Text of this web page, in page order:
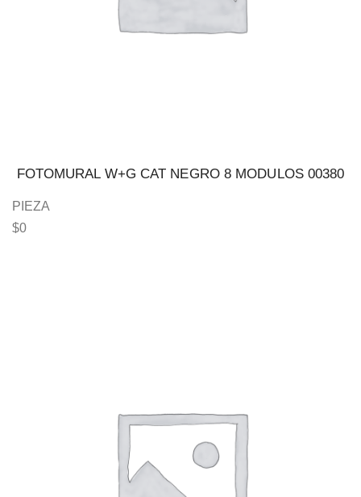
FOTOMURAL W+G CAT NEGRO 8 MODULOS 00380
PIEZA
$0